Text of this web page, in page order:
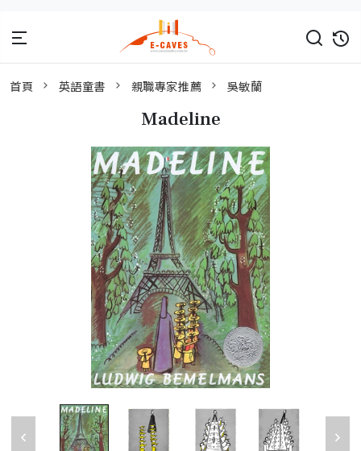
首頁 英語童書 親職專家推薦 吳敏蘭
Madeline